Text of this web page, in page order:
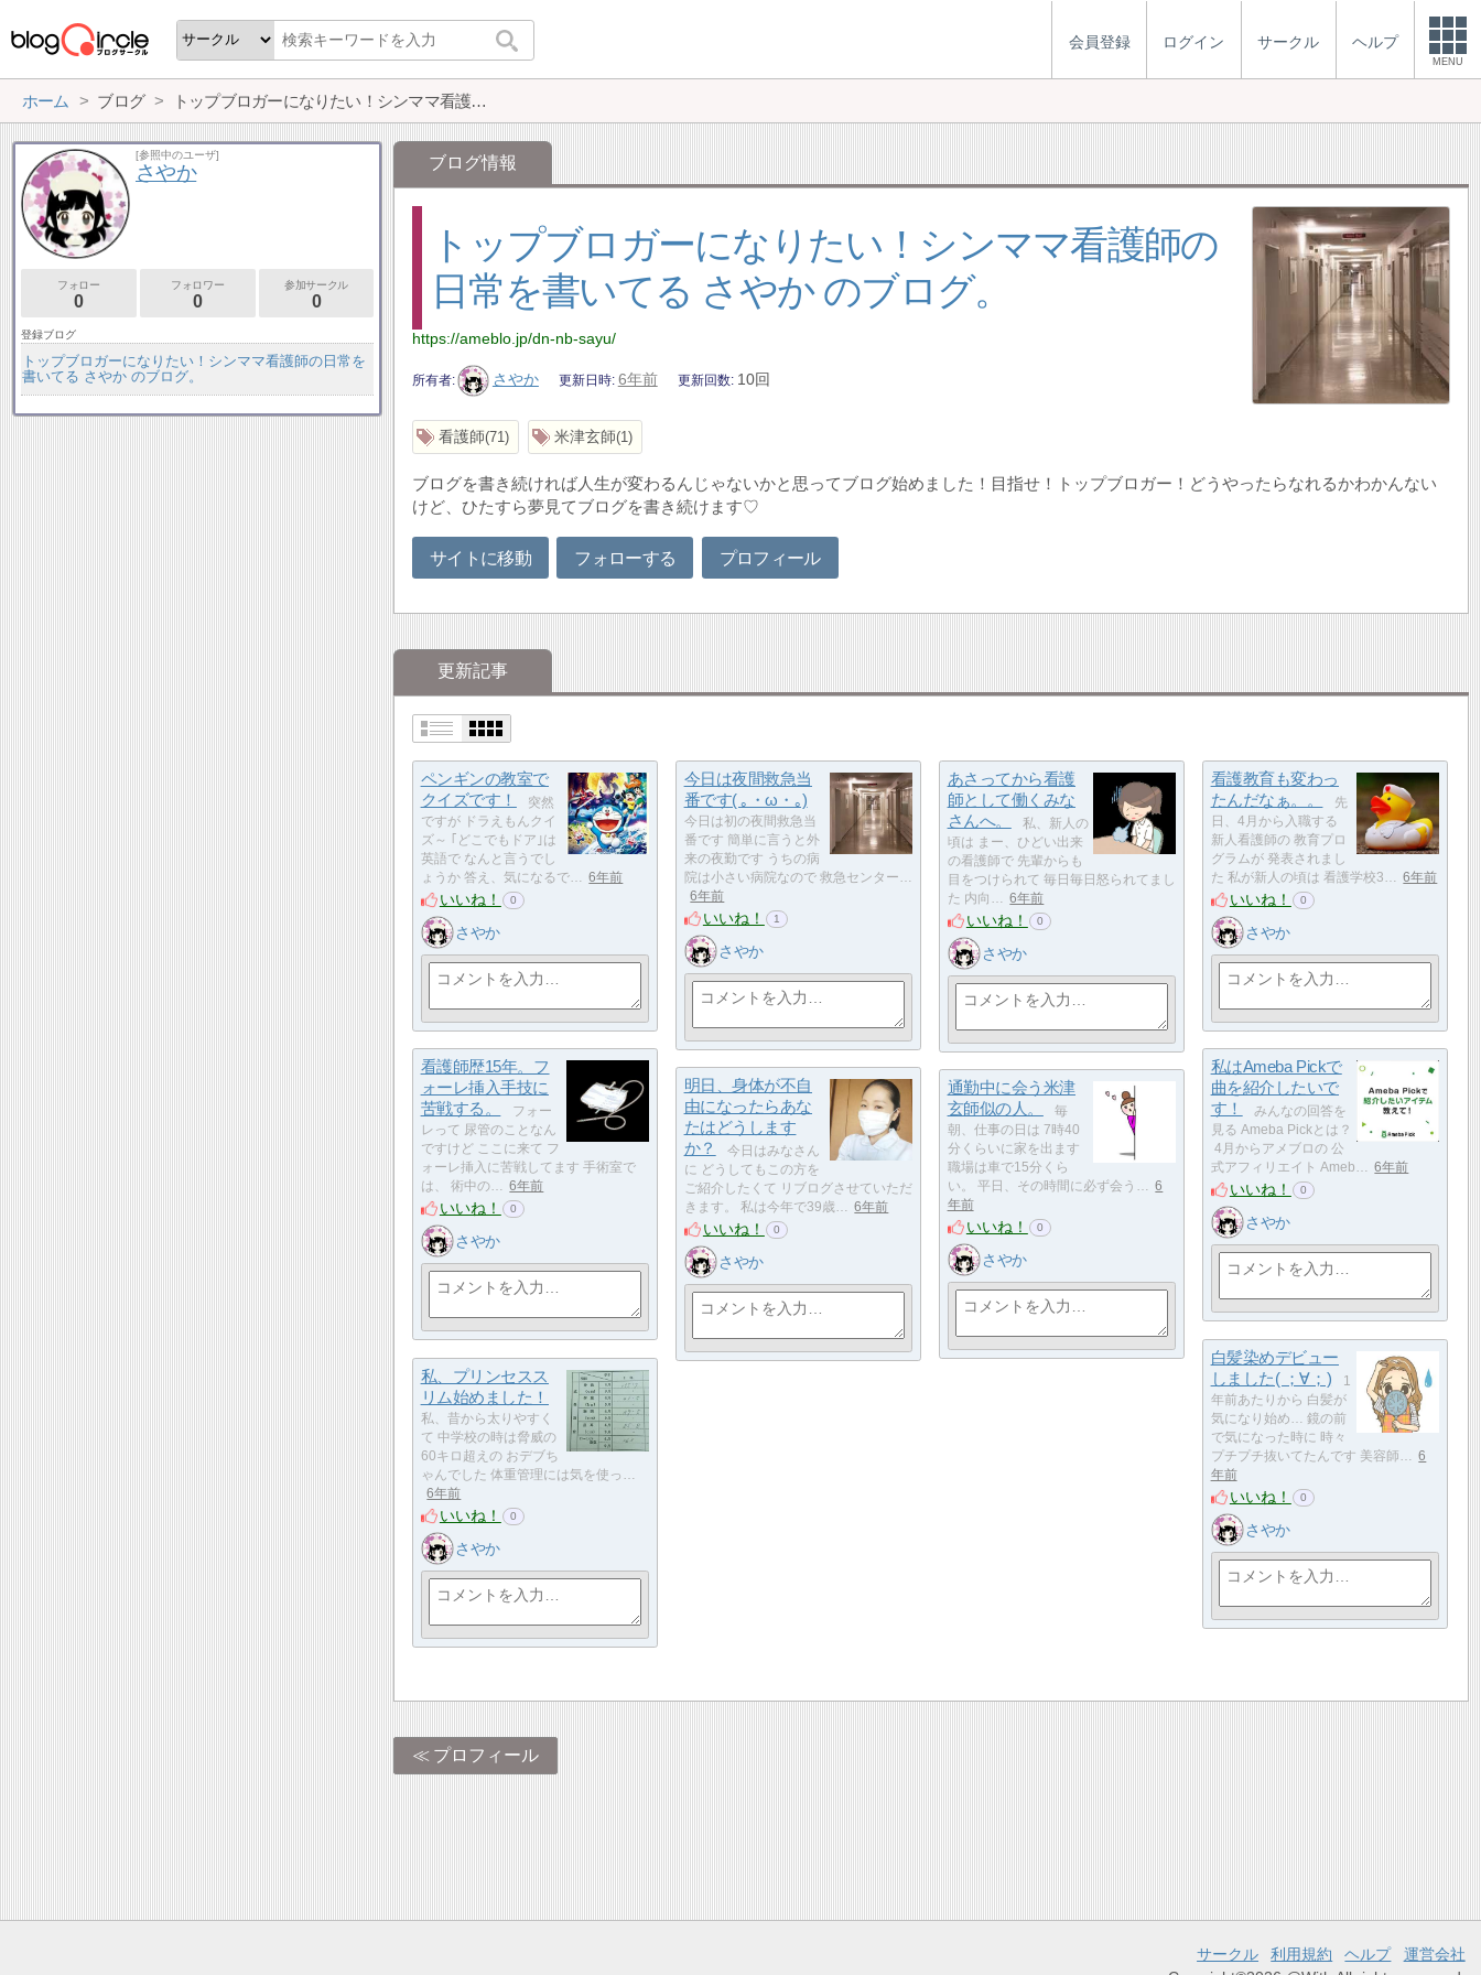
会員登録 ログイン サークル ヘルプ
MENU
ホーム ブログ トップブロガーになりたい！シンママ看護師の日常を書いてる さやか のブログ。
ブログ情報
トップブロガーになりたい！シンママ看護師の
日常を書いてる さやか のブログ。
https://ameblo.jp/dn-nb-sayu/
所有者 さやか 更新日時 6年前 更新回数 10回
看護師 71 米津玄師 1
ブログを書き続ければ人生が変わるんじゃないかと思ってブログ始めました！目指せ！トップブロガー！どうやったらなれるかわかんない
けど、ひたすら夢見てブログを書き続けます♡
サイトに移動 フォローする プロフィール
更新記事
ペンギンの教室で
クイズです！
突然
ですが ドラえもんクイ
ズ～ ｢どこでもドア｣は
英語で なんと言うでし
ょうか 答え、気になるで…
6年前
いいね！ 0
さやか
今日は夜間救急当
番です( ｡・ω・｡)
今日は初の夜間救急当
番です 簡単に言うと外
来の夜勤です うちの病
院は小さい病院なので 救急センター…
6年前
いいね！ 1
さやか
あさってから看護
師として働くみな
さんへ。
私、新人の
頃は まー、ひどい出来
の看護師で 先輩からも
目をつけられて 毎日毎日怒られてまし
た 内向…
6年前
いいね！ 0
さやか
看護教育も変わっ
たんだなぁ。。
先
日、4月から入職する
新人看護師の 教育プロ
グラムが 発表されまし
た 私が新人の頃は 看護学校3…
6年前
いいね！ 0
さやか
看護師歴15年。フ
ォーレ挿入手技に
苦戦する。
フォー
レって 尿管のことなん
ですけど ここに来て フ
ォーレ挿入に苦戦してます 手術室で
は、 術中の…
6年前
いいね！ 0
さやか
私はAmeba Pickで
曲を紹介したいで
す！
みんなの回答を
見る Ameba Pickとは？
4月からアメブロの 公
式アフィリエイト Ameb…
6年前
いいね！ 0
さやか
明日、身体が不自
由になったらあな
たはどうします
か？
今日はみなさん
に どうしてもこの方を
ご紹介したくて リブログさせていただ
きます。 私は今年で39歳…
6年前
いいね！ 0
さやか
通勤中に会う米津
玄師似の人。
毎
朝、仕事の日は 7時40
分くらいに家を出ます
職場は車で15分くら
い。 平日、その時間に必ず会う…
6
年前
いいね！ 0
さやか
白髪染めデビュー
しました( ；∀；)
1
年前あたりから 白髪が
気になり始め… 鏡の前
で気になった時に 時々
プチプチ抜いてたんです 美容師…
6
年前
いいね！ 0
さやか
私、プリンセスス
リム始めました！
私、昔から太りやすく
て 中学校の時は脅威の
60キロ超えの おデブち
ゃんでした 体重管理には気を使っ…
6年前
いいね！ 0
さやか
プロフィール
[参照中のユーザ]
さやか
フォロー
0
フォロワー
0
参加サークル
0
登録ブログ
トップブロガーになりたい！シンママ看護師の日常を
書いてる さやか のブログ。
サークル 利用規約 ヘルプ
運営会社